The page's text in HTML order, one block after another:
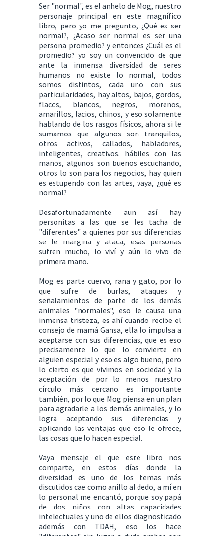
Ser "normal", es el anhelo de Mog, nuestro
personaje principal en este magnífico
libro, pero yo me pregunto, ¿Qué es ser
normal?, ¿Acaso ser normal es ser una
persona promedio? y entonces ¿Cuál es el
promedio? yo soy un convencido de que
ante la inmensa diversidad de seres
humanos no existe lo normal, todos
somos distintos, cada uno con sus
particularidades, hay altos, bajos, gordos,
flacos, blancos, negros, morenos,
amarillos, lacios, chinos, y eso solamente
hablando de los rasgos físicos, ahora si le
sumamos que algunos son tranquilos,
otros activos, callados, habladores,
inteligentes, creativos. hábiles con las
manos, algunos son buenos escuchando,
otros lo son para los negocios, hay quien
es estupendo con las artes, vaya, ¿qué es
normal?
Desafortunadamente aun así hay
personitas a las que se les tacha de
"diferentes" a quienes por sus diferencias
se le margina y ataca, esas personas
sufren mucho, lo viví y aún lo vivo de
primera mano.
Mog es parte cuervo, rana y gato, por lo
que sufre de burlas, ataques y
señalamientos de parte de los demás
animales "normales", eso le causa una
inmensa tristeza, es ahí cuando recibe el
consejo de mamá Gansa, ella lo impulsa a
aceptarse con sus diferencias, que es eso
precisamente lo que lo convierte en
alguien especial y eso es algo bueno, pero
lo cierto es que vivimos en sociedad y la
aceptación de por lo menos nuestro
círculo más cercano es importante
también, por lo que Mog piensa en un plan
para agradarle a los demás animales, y lo
logra aceptando sus diferencias y
aplicando las ventajas que eso le ofrece,
las cosas que lo hacen especial.
Vaya mensaje el que este libro nos
comparte, en estos días donde la
diversidad es uno de los temas más
discutidos cae como anillo al dedo, a mí en
lo personal me encantó, porque soy papá
de dos niños con altas capacidades
intelectuales y uno de ellos diagnosticado
además con TDAH, eso los hace